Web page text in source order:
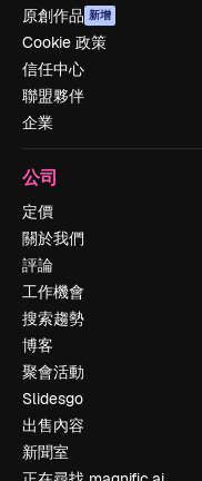
原創作品 新增
Cookie 政策
信任中心
聯盟夥伴
企業
公司
定價
關於我們
評論
工作機會
搜索趨勢
博客
聚會活動
Slidesgo
出售內容
新聞室